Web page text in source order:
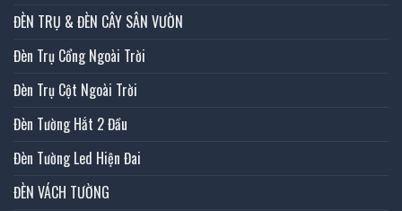
ĐÈN TRỤ & ĐÈN CÂY SÂN VƯỜN
Đèn Trụ Cổng Ngoài Trời
Đèn Trụ Cột Ngoài Trời
Đèn Tường Hắt 2 Đầu
Đèn Tường Led Hiện Đai
ĐÈN VÁCH TƯỜNG